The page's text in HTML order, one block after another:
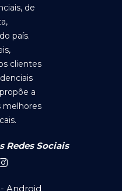
de
país.
clientes
a
melhores
Redes Sociais
Android